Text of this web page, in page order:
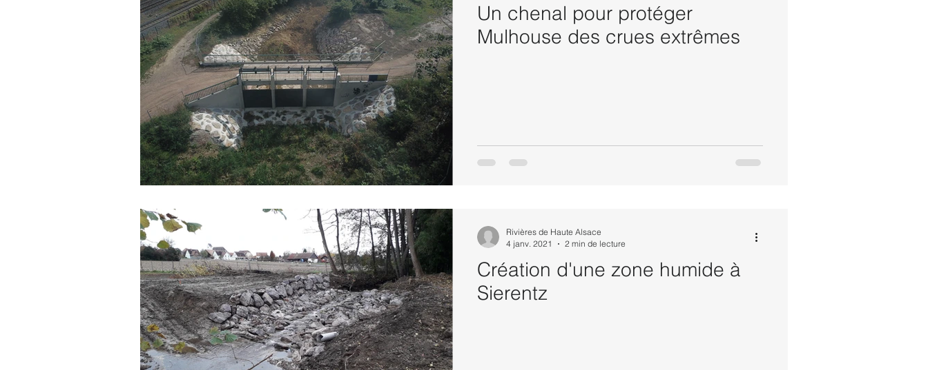
Un chenal pour protéger
Mulhouse des crues extrêmes
Création d'une zone humide à
Sierentz
Rivières de Haute Alsace
4 janv. 2021
2 min de lecture